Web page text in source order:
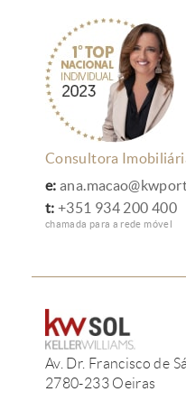
Consultora
e:
t: +351 934 200 400
chamada para a rede móvel
Av. Dr. Francisco de
2780-233 Oeiras